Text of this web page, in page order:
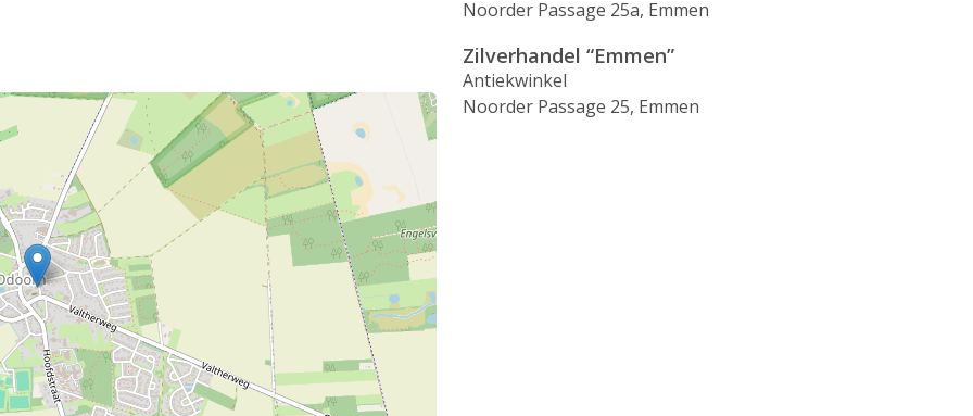
Noorder Passage 25a, Emmen
Zilverhandel “Emmen”
Antiekwinkel
Noorder Passage 25, Emmen